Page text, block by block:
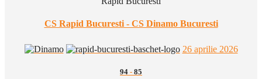
CS Rapid Bucuresti - CS Dinamo Bucuresti
26 aprilie 2026
94 - 85